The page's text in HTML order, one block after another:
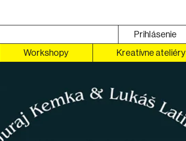
Prihlásenie
Workshopy Kreatívne ateliéry